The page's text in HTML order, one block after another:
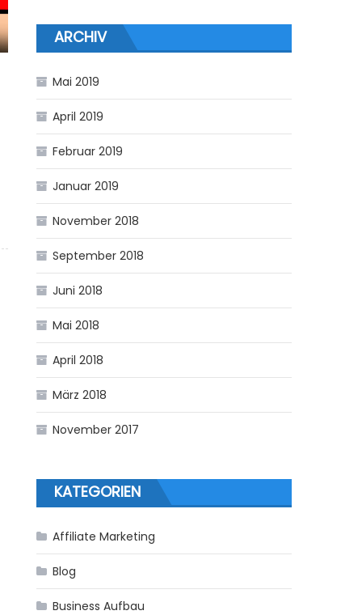
ARCHIV
Mai 2019
April 2019
Februar 2019
Januar 2019
November 2018
September 2018
Juni 2018
Mai 2018
April 2018
März 2018
November 2017
KATEGORIEN
Affiliate Marketing
Blog
Business Aufbau